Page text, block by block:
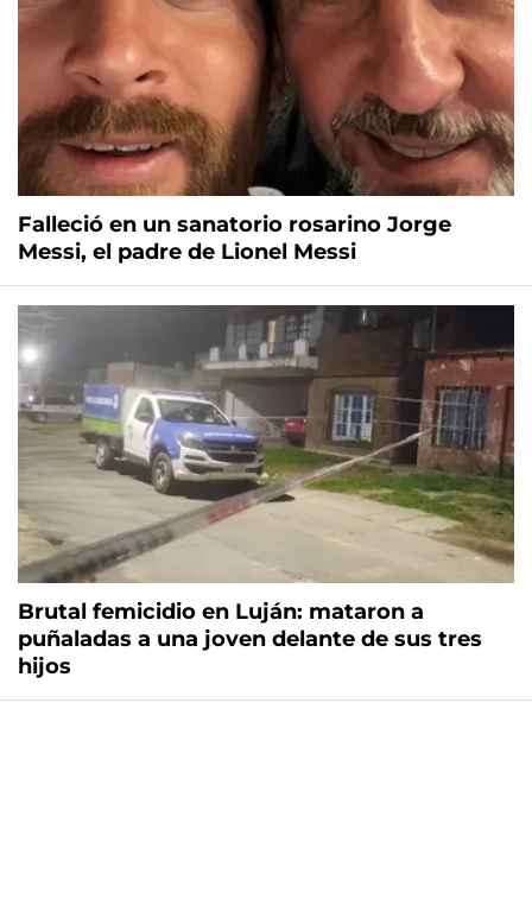
Falleció en un sanatorio rosarino Jorge
Messi, el padre de Lionel Messi
Brutal femicidio en Luján: mataron a
puñaladas a una joven delante de sus tres
hijos